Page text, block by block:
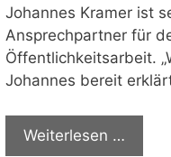
Johannes Kramer ist
Ansprechpartner für
Öffentlichkeitsarbeit.
Johannes bereit
Weiterlesen …